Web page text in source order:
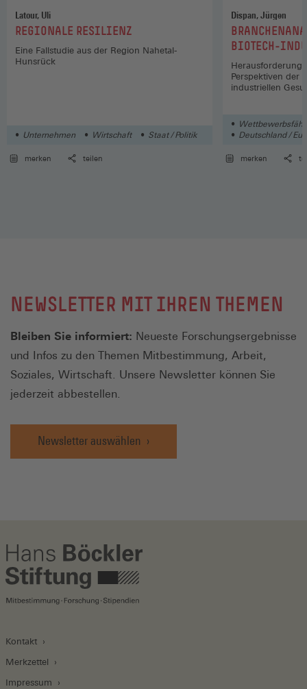
Latour, Uli
:REGIONALE RESILIENZ
Eine Fallstudie aus der Region Nahetal-
Hunsrück
Unternehmen Wirtschaft Staat / Politik
merken teilen
Dispan, Jürgen
:
BIOTECH-
Perspektiven der
industriellen
Deutschland /
merken
NEWSLETTER MIT IHREN THEMEN
Bleiben Sie informiert: Neueste Forschungsergebnisse
und Infos zu den Themen Mitbestimmung, Arbeit,
Soziales, Wirtschaft. Unsere Newsletter können Sie
jederzeit abbestellen.
Newsletter auswählen
Kontakt
Merkzettel
Impressum